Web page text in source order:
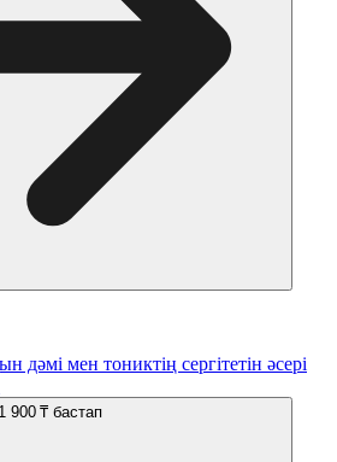
дәмі мен тониктің сергітетін әсері
1 900 ₸ бастап